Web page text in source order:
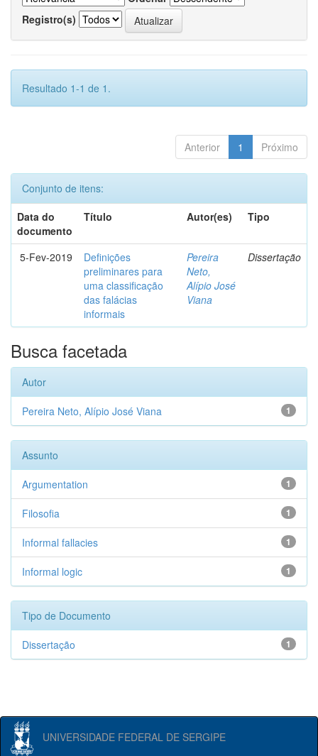
Registro(s)
Resultado 1-1 de 1.
Anterior 1 Próximo
Conjunto de itens:
Data do
documento
Título Autor(es) Tipo
5-Fev-2019
Definições
preliminares para
uma classificação
das falácias
informais
Pereira
Neto,
Alípio José
Viana
Dissertação
Busca facetada
Autor
1
Pereira Neto, Alípio José Viana
Assunto
1
Argumentation
1
Filosofia
1
Informal fallacies
1
Informal logic
Tipo de Documento
1
Dissertação
UNIVERSIDADE FEDERAL DE SERGIPE